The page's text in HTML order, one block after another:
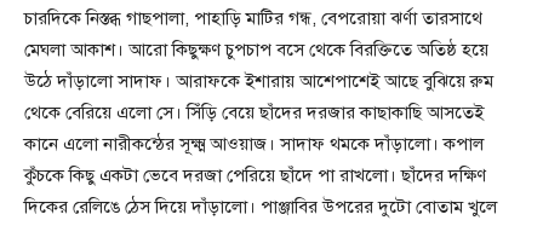
চারদিকে নিস্তব্ধ গাছপালা, পাহাড়ি মাটির গন্ধ, বেপরোয়া ঝর্ণা তারসাথে
মেঘলা আকাশ। আরো কিছুক্ষণ চুপচাপ বসে থেকে বিরক্তিতে অতিষ্ঠ হয়ে
উঠে দাঁড়ালো সাদাফ। আরাফকে ইশারায় আশেপাশেই আছে বুঝিয়ে রুম
থেকে বেরিয়ে এলো সে। সিঁড়ি বেয়ে ছাঁদের দরজার কাছাকাছি আসতেই
কানে এলো নারীকন্ঠের সূক্ষ্ম আওয়াজ। সাদাফ থমকে দাঁড়ালো। কপাল
কুঁচকে কিছু একটা ভেবে দরজা পেরিয়ে ছাঁদে পা রাখলো। ছাঁদের দক্ষিণ
দিকের রেলিঙে ঠেস দিয়ে দাঁড়ালো। পাঞ্জাবির উপরের দুটো বোতাম খুলে